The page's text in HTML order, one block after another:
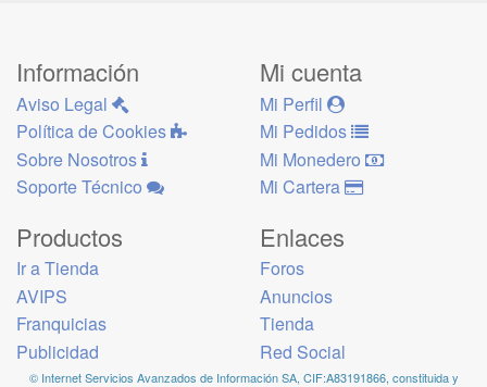
Información
Aviso Legal
Política de Cookies
Sobre Nosotros
Soporte Técnico
Mi cuenta
Mi Perfil
Mi Pedidos
Mi Monedero
Mi Cartera
Productos
Ir a Tienda
AVIPS
Franquicias
Publicidad
Enlaces
Foros
Anuncios
Tienda
Red Social
© Internet Servicios Avanzados de Información SA, CIF:A83191866, constituida y